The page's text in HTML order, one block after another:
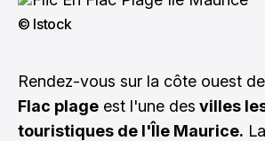
© Istock
Rendez-vous sur la côte ouest
Flac plage est l'une des villes
touristiques de l'Île Maurice.